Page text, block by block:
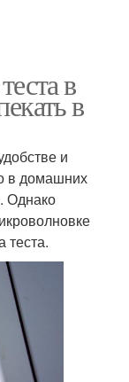
в
в
и
в домашних
Однако
теста.